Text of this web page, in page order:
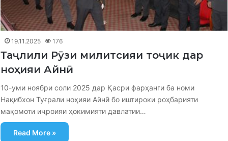
19.11.2025 176
Таҷлили Рӯзи милитсияи тоҷик дар
ноҳияи Айнӣ
10-уми ноябри соли 2025 дар Қасри фарҳанги ба номи
Нақибхон Туғрали ноҳияи Айнӣ бо иштироки роҳбарияти
мақомоти иҷроияи ҳокимияти давлатии…
Read More »